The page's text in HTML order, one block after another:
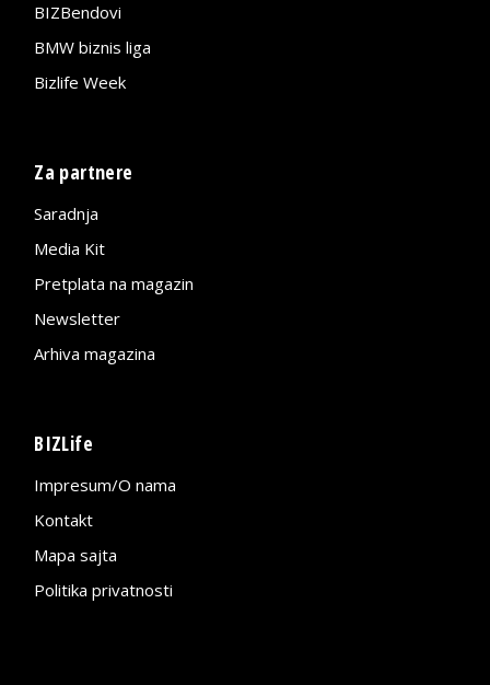
BIZBendovi
BMW biznis liga
Bizlife Week
Za partnere
Saradnja
Media Kit
Pretplata na magazin
Newsletter
Arhiva magazina
BIZLife
Impresum/O nama
Kontakt
Mapa sajta
Politika privatnosti